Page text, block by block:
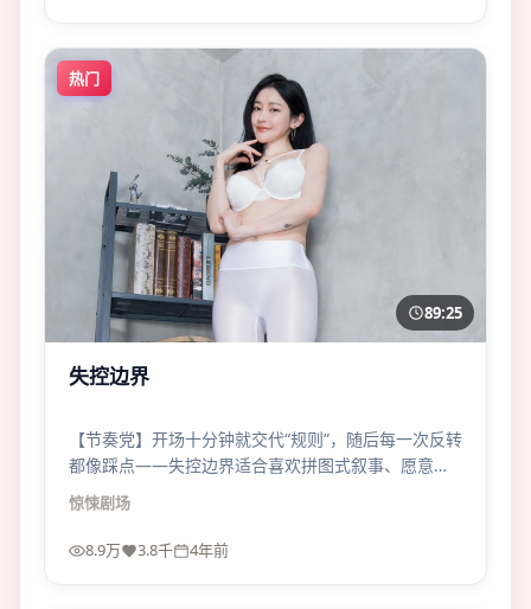
热门
89:25
失控边界
【节奏党】开场十分钟就交代“规则”，随后每一次反转
都像踩点——失控边界适合喜欢拼图式叙事、愿意二
刷找细节的观众。
惊悚剧场
8.9万 3.8千 4年前